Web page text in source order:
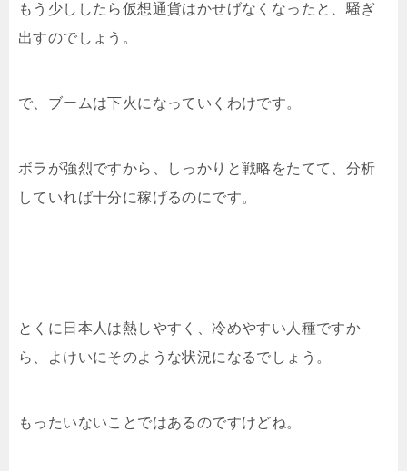
もう少ししたら仮想通貨はかせげなくなったと、騒ぎ
出すのでしょう。
で、ブームは下火になっていくわけです。
ボラが強烈ですから、しっかりと戦略をたてて、分析
していれば十分に稼げるのにです。
とくに日本人は熱しやすく、冷めやすい人種ですか
ら、よけいにそのような状況になるでしょう。
もったいないことではあるのですけどね。